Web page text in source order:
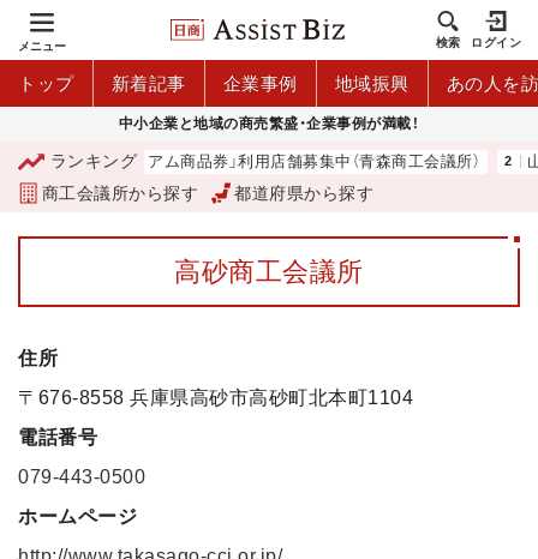
メニュー 検索 ログイン
トップ 新着記事 企業事例 地域振興 あの人を
中小企業と地域の商売繁盛・企業事例が満載！
ランキング
「青森市プレミアム商品券」利用店舗募集中（青森商工会議所） 山
商工会議所から探す 都道府県から探す
高砂商工会議所
住所
〒676-8558 兵庫県高砂市高砂町北本町1104
電話番号
079-443-0500
ホームページ